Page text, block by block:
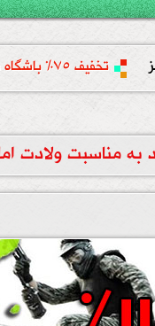
تخفیف 75% باشگاه شایراد به مناسبت ولادت امام حسن عسگری و حضرت معصومه